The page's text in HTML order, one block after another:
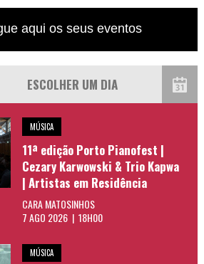
aqui os seus eventos
MÚSICA
11ª edição Porto Pianofest |
Cezary Karwowski & Trio Kapwa
| Artistas em Residência
CARA MATOSINHOS
7 AGO 2026 | 18H00
MÚSICA